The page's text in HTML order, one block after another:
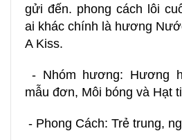
gửi đến. phong cách lôi
ai khác chính là hương
A Kiss.
- Nhóm hương: Hương
mẫu đơn, Môi bóng và Hạt
- Phong Cách: Trẻ trung,